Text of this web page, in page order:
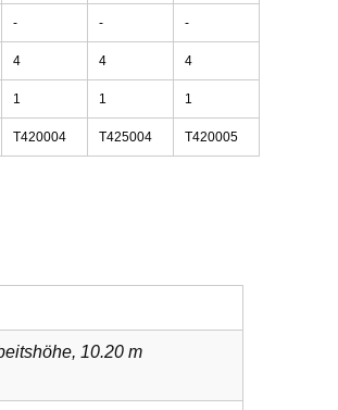
- - -
4 4 4
1 1 1
T420004 T425004 T420005
10.20 m